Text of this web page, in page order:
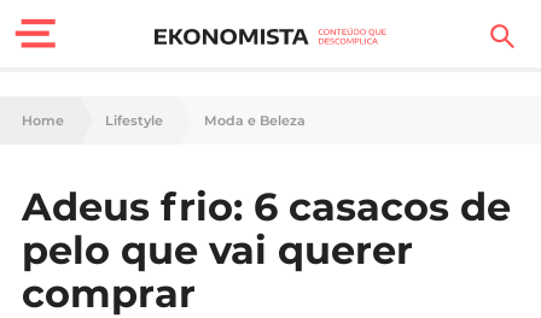
Finanças Pessoais
Carreira
Casa
Home Lifestyle Moda e Beleza
Adeus frio: 6 casacos de
pelo que vai querer
comprar